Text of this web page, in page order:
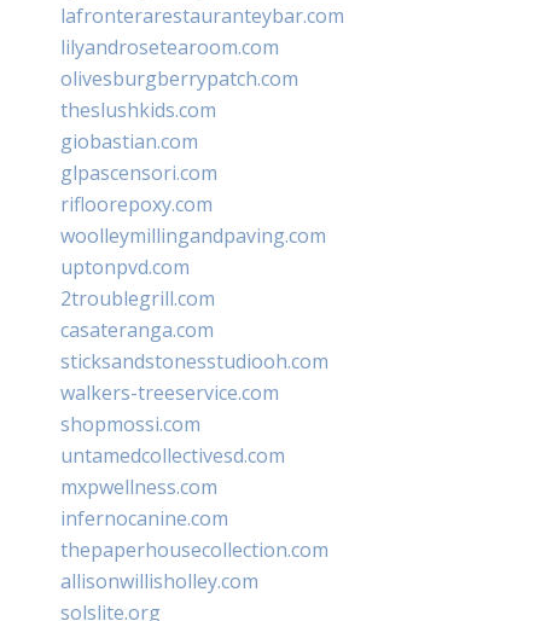
lafronterarestauranteybar.com
lilyandrosetearoom.com
olivesburgberrypatch.com
theslushkids.com
giobastian.com
glpascensori.com
rifloorepoxy.com
woolleymillingandpaving.com
uptonpvd.com
2troublegrill.com
casateranga.com
sticksandstonesstudiooh.com
walkers-treeservice.com
shopmossi.com
untamedcollectivesd.com
mxpwellness.com
infernocanine.com
thepaperhousecollection.com
allisonwillisholley.com
solslite.org